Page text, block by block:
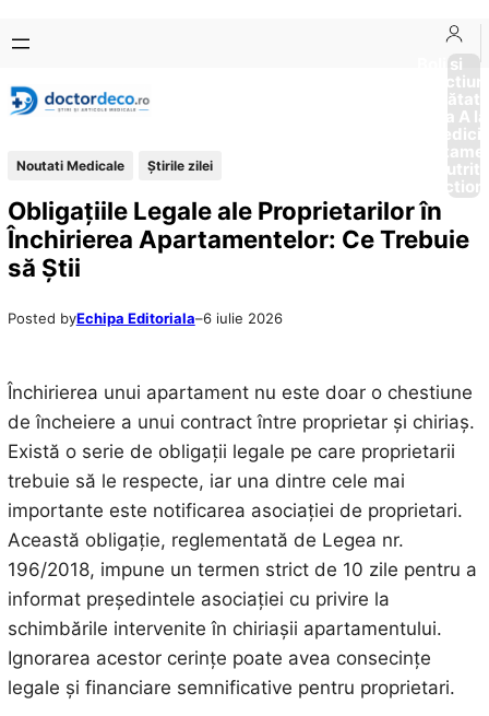
conținut
content
Boli si
Afectiuni
Sănătate
de la A
Noutati Medicale Știrile zilei
Obligațiile Legale ale Proprietarilor în
Închirierea Apartamentelor: Ce Trebuie
să Știi
Posted byEchipa Editoriala–6 iulie 2026
Închirierea unui apartament nu este doar o chestiune
de încheiere a unui contract între proprietar și chiriaș.
Există o serie de obligații legale pe care proprietarii
trebuie să le respecte, iar una dintre cele mai
importante este notificarea asociației de proprietari.
Această obligație, reglementată de Legea nr.
196/2018, impune un termen strict de 10 zile pentru a
informat președintele asociației cu privire la
schimbările intervenite în chiriașii apartamentului.
Ignorarea acestor cerințe poate avea consecințe
legale și financiare semnificative pentru proprietari.